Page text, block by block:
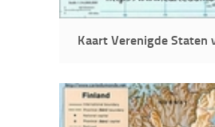
Kaart Verenigde Staten